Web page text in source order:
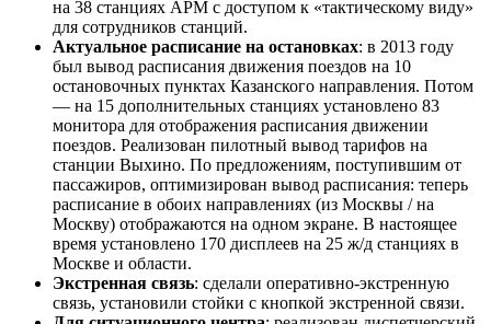
на 38 станциях АРМ с доступом к «тактическому виду»
для сотрудников станций.
Актуальное расписание на остановках: в 2013 году
был вывод расписания движения поездов на 10
остановочных пунктах Казанского направления. Потом
— на 15 дополнительных станциях установлено 83
монитора для отображения расписания движении
поездов. Реализован пилотный вывод тарифов на
станции Выхино. По предложениям, поступившим от
пассажиров, оптимизирован вывод расписания: теперь
расписание в обоих направлениях (из Москвы / на
Москву) отображаются на одном экране. В настоящее
время установлено 170 дисплеев на 25 ж/д станциях в
Москве и области.
Экстренная связь: сделали оперативно-экстренную
связь, установили стойки с кнопкой экстренной связи.